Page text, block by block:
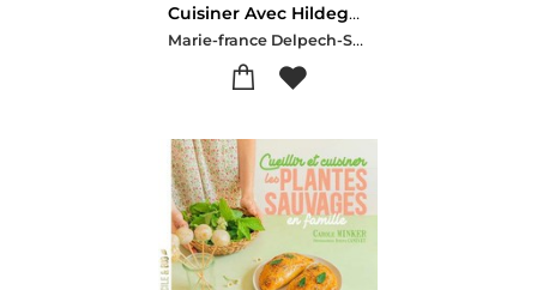
Cuisiner Avec Hildegarde De Bingen Selon Les Saisons : 100 Recettes
Marie-france Delpech-Sandra Mahut